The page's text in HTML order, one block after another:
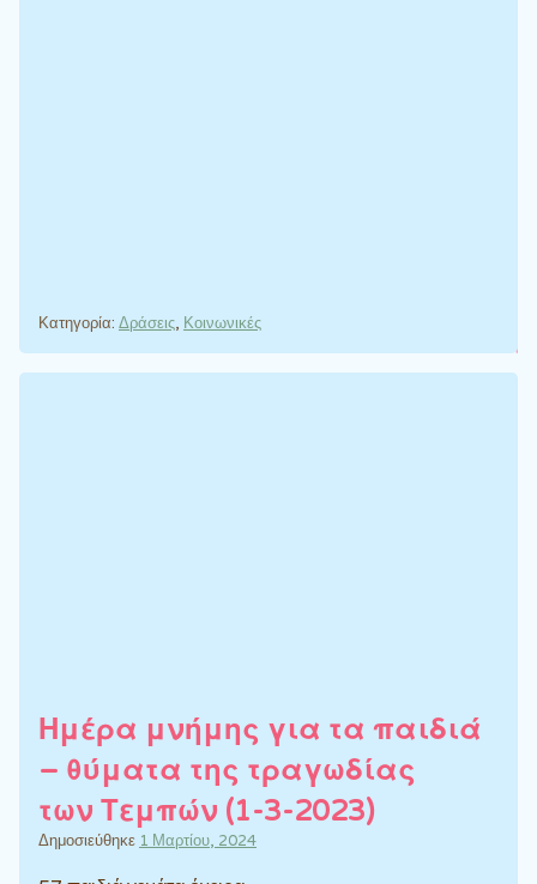
Κατηγορία: Δράσεις, Κοινωνικές
Ημέρα μνήμης για τα παιδιά
– θύματα της τραγωδίας
των Τεμπών (1-3-2023)
Δημοσιεύθηκε 1 Μαρτίου, 2024